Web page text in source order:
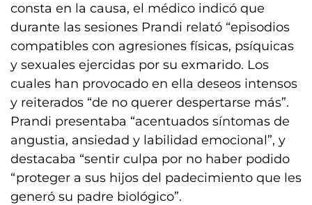
consta en la causa, el médico indicó que
durante las sesiones Prandi relató “episodios
compatibles con agresiones físicas, psíquicas
y sexuales ejercidas por su exmarido. Los
cuales han provocado en ella deseos intensos
y reiterados “de no querer despertarse más”.
Prandi presentaba “acentuados síntomas de
angustia, ansiedad y labilidad emocional”, y
destacaba “sentir culpa por no haber podido
“proteger a sus hijos del padecimiento que les
generó su padre biológico”.